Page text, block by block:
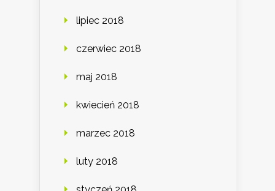
lipiec 2018
czerwiec 2018
maj 2018
kwiecień 2018
marzec 2018
luty 2018